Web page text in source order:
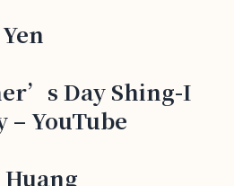
Day Shing-I
– YouTube
Huang